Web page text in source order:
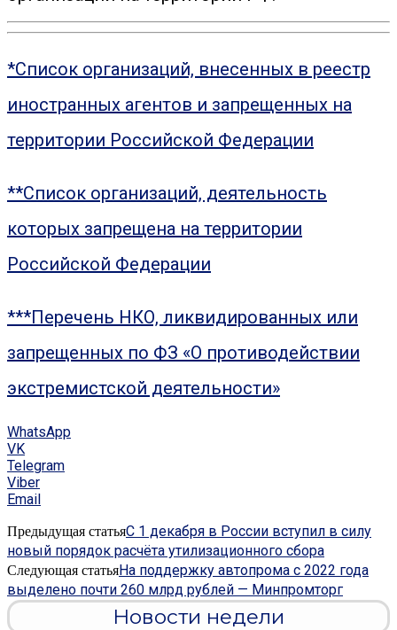
*Список организаций, внесенных в реестр
иностранных агентов и запрещенных на
территории Российской Федерации
**Список организаций, деятельность
которых запрещена на территории
Российской Федерации
***Перечень НКО, ликвидированных или
запрещенных по ФЗ «О противодействии
экстремистской деятельности»
WhatsApp
VK
Telegram
Viber
Email
Предыдущая статьяС 1 декабря в России вступил в силу
новый порядок расчёта утилизационного сбора
Следующая статьяНа поддержку автопрома с 2022 года
выделено почти 260 млрд рублей — Минпромторг
Новости недели